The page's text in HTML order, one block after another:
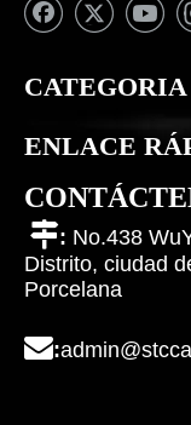
ENLACE
: No.438
Distrito, ciudad
Porcelana
: